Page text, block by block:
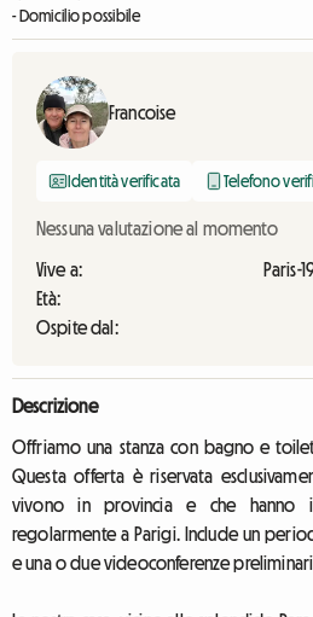
- Domicilio possibile
Francoise
Identità verificata Telefono
Nessuna valutazione al momento
Vive a:
Paris-
Età:
Ospite dal:
Descrizione
Offriamo una stanza con bagno e
Questa offerta è riservata
vivono in provincia e che hanno
regolarmente a Parigi. Include un
e una o due videoconferenze preliminari.